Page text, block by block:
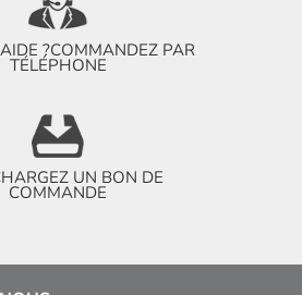
?COMMANDEZ PAR
TÉLÉPHONE
UN BON DE
COMMANDE